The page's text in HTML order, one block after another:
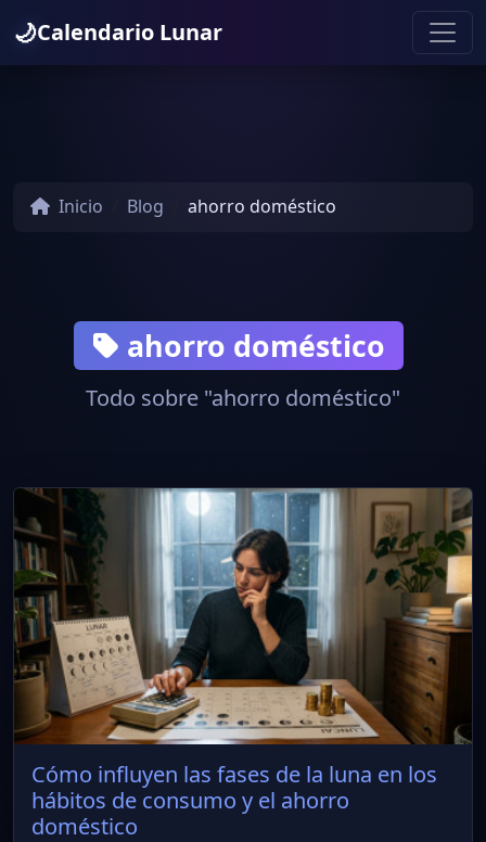
🌙Calendario Lunar
Inicio Blog ahorro doméstico
ahorro doméstico
Todo sobre "ahorro doméstico"
Cómo influyen las fases de la luna en los
hábitos de consumo y el ahorro
doméstico